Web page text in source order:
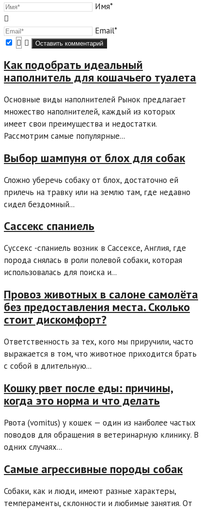
Имя*
Email*
Как подобрать идеальный
наполнитель для кошачьего туалета
Основные виды наполнителей Рынок предлагает
множество наполнителей, каждый из которых
имеет свои преимущества и недостатки.
Рассмотрим самые популярные...
Выбор шампуня от блох для собак
Сложно уберечь собаку от блох, достаточно ей
прилечь на травку или на землю там, где недавно
сидел бездомный...
Сассекс спаниель
Суссекс -спаниель возник в Сассексе, Англия, где
порода снялась в роли полевой собаки, которая
использовалась для поиска и...
Провоз животных в салоне самолёта
без предоставления места. Сколько
стоит дискомфорт?
Ответственность за тех, кого мы приручили, часто
выражается в том, что животное приходится брать
с собой в длительную...
Кошку рвет после еды: причины,
когда это норма и что делать
Рвота (vomitus) у кошек — один из наиболее частых
поводов для обращения в ветеринарную клинику. В
одних случаях...
Самые агрессивные породы собак
Собаки, как и люди, имеют разные характеры,
темпераменты, склонности и любимые занятия. От